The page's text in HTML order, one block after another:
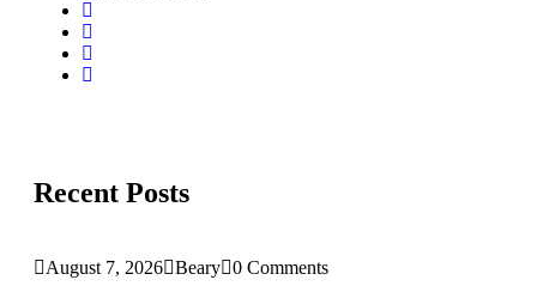
Recent Posts
August 7, 2026 Beary 0 Comments